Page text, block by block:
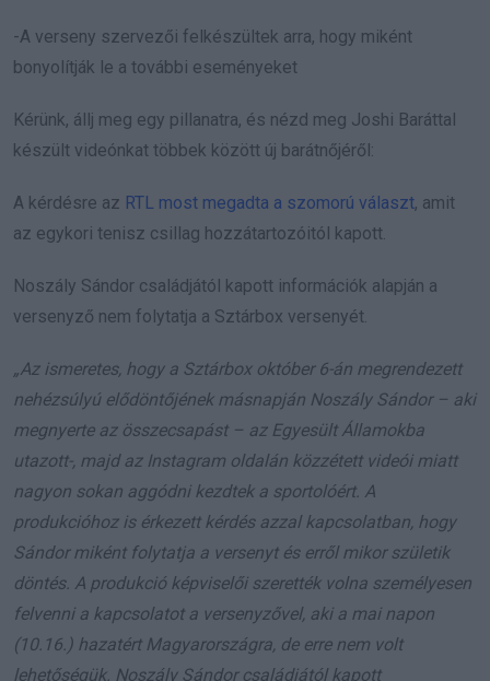
-A verseny szervezői felkészültek arra, hogy miként
bonyolítják le a további eseményeket
Kérünk, állj meg egy pillanatra, és nézd meg Joshi Baráttal
készült videónkat többek között új barátnőjéről:
A kérdésre az RTL most megadta a szomorú választ, amit
az egykori tenisz csillag hozzátartozóitól kapott.
Noszály Sándor családjától kapott információk alapján a
versenyző nem folytatja a Sztárbox versenyét.
„Az ismeretes, hogy a Sztárbox október 6-án megrendezett
nehézsúlyú elődöntőjének másnapján Noszály Sándor – aki
megnyerte az összecsapást – az Egyesült Államokba
utazott-, majd az Instagram oldalán közzétett videói miatt
nagyon sokan aggódni kezdtek a sportolóért. A
produkcióhoz is érkezett kérdés azzal kapcsolatban, hogy
Sándor miként folytatja a versenyt és erről mikor születik
döntés. A produkció képviselői szerették volna személyesen
felvenni a kapcsolatot a versenyzővel, aki a mai napon
(10.16.) hazatért Magyarországra, de erre nem volt
lehetőségük. Noszály Sándor családjától kapott